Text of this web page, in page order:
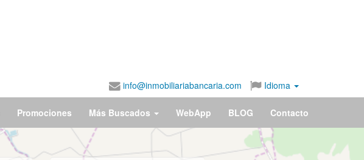
info@inmobiliariabancaria.com Idioma
Promociones Más Buscados WebApp BLOG Contacto